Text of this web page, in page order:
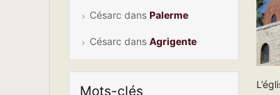
Césarc dansPalerme
Césarc dansAgrigente
Mots-clés